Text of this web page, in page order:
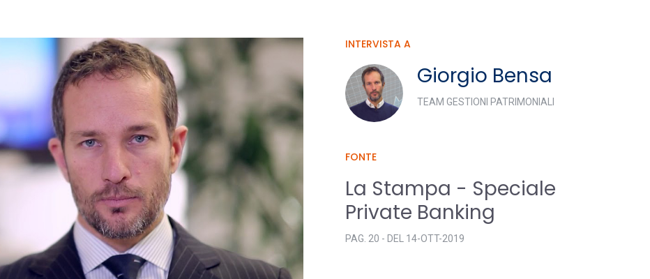
INTERVISTA A
Giorgio Bensa
TEAM GESTIONI PATRIMONIALI
FONTE
La Stampa - Speciale
Private Banking
PAG. 20 - DEL 14-OTT-2019